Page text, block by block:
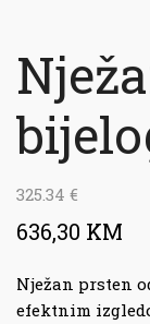
325.34 €
636,30 KM
Nježan prsten
efektnim